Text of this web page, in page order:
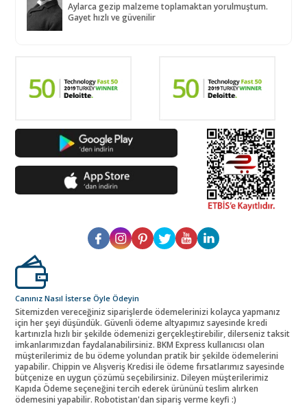
Aylarca gezip malzeme toplamaktan yorulmuştum.
Gayet hızlı ve güvenilir
Canınız Nasıl İsterse Öyle Ödeyin
Sitemizden vereceğiniz siparişlerde ödemelerinizi kolayca yapmanız
için her şeyi düşündük. Güvenli ödeme altyapımız sayesinde kredi
kartınızla hızlı bir şekilde ödemenizi gerçekleştirebilir, dilerseniz taksit
imkanlarımızdan faydalanabilirsiniz. BKM Express kullanıcısı olan
müşterilerimiz de bu ödeme yolundan pratik bir şekilde ödemelerini
yapabilir. Chippin ve Alışveriş Kredisi ile ödeme fırsatlarımız sayesinde
bütçenize en uygun çözümü seçebilirsiniz. Dileyen müşterilerimiz
Kapıda Ödeme seçeneğini tercih ederek ürününü teslim alırken
ödemesini yapabilir. Robotistan'dan sipariş verme keyfi :)